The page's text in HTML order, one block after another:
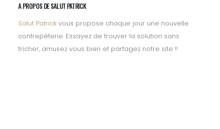
A PROPOS DE SALUT PATRICK
Salut Patrick vous propose chaque jour une nouvelle
contrepèterie. Essayez de trouver la solution sans
tricher, amusez vous bien et partagez notre site !!